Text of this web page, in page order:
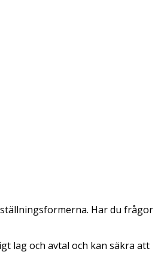
Har du frågor
lag och avtal och kan säkra att